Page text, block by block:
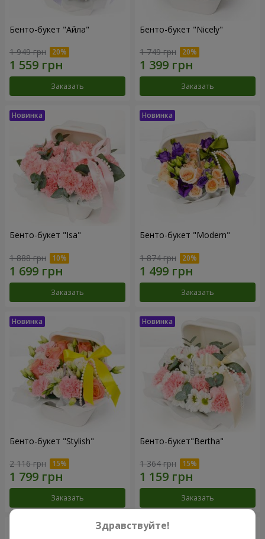
Бенто-букет "Айла"
1 949 грн
Заказать
Бенто-букет "Nicely"
1 749 грн
Заказать
Бенто-букет "Isa"
1 888 грн
Заказать
Бенто-букет "Modern"
1 874 грн
Заказать
Бенто-букет "Stylish"
2 116 грн
Заказать
Бенто-букет"Bertha"
1 364 грн
Заказать
Здравствуйте!